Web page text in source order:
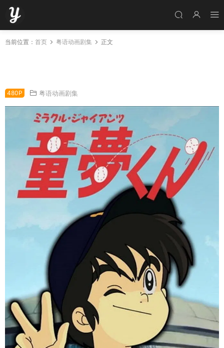
当前位置： 首页 粤语动画剧集 正文
480P 粤语动画剧集